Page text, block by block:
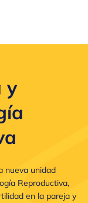
y
nueva unidad
Reproductiva,
en la pareja y